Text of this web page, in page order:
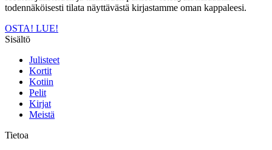
todennäköisesti tilata näyttävästä kirjastamme oman kappaleesi.
OSTA! LUE!
Sisältö
Julisteet
Kortit
Kotiin
Pelit
Kirjat
Meistä
Tietoa